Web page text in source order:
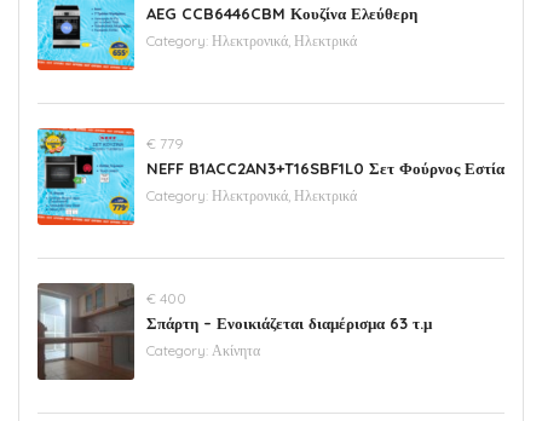
AEG CCB6446CBM Κουζίνα Ελεύθερη
Category: Ηλεκτρονικά, Ηλεκτρικά
€ 779
NEFF B1ACC2AN3+T16SBF1L0 Σετ Φούρνος Εστία
Category: Ηλεκτρονικά, Ηλεκτρικά
€ 400
Σπάρτη – Ενοικιάζεται διαμέρισμα 63 τ.μ
Category: Ακίνητα